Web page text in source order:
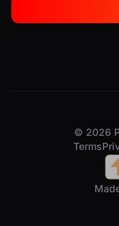
© 2026
Terms